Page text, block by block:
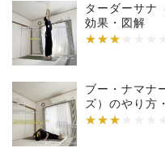
ターダーサナ
効果・図解
★★★
★★★★★★★
ブー・ナマナ
ズ）のやり方
★★★
★★★★★★★